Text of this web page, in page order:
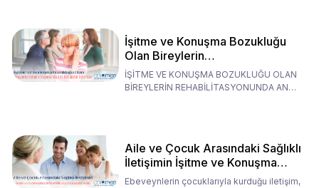
İşitme ve Konuşma Bozukluğu
Olan Bireylerin
Rehabilitasyonunda Ana
Babaların Tutumları
İŞİTME VE KONUŞMA BOZUKLUĞU OLAN
BİREYLERİN REHABİLİTASYONUNDA ANA
Aile ve Çocuk Arasındaki Sağlıklı
İletişimin İşitme ve Konuşma
Rehabilitasyonundaki Rolü
Ebeveynlerin çocuklarıyla kurduğu iletişim,